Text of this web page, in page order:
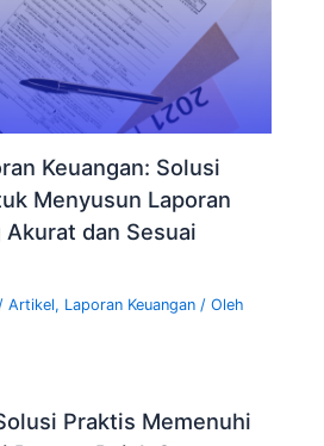
Keuangan: Solusi
Menyusun Laporan
Akurat dan Sesuai
/Artikel, Laporan Keuangan / Oleh
Praktis Memenuhi